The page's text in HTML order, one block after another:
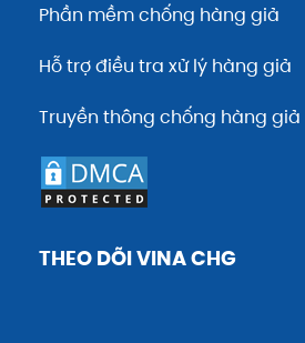
Phần mềm chống hàng giả
Hỗ trợ điều tra xử lý hàng giả
Truyền thông chống hàng giả
THEO DÕI VINA CHG